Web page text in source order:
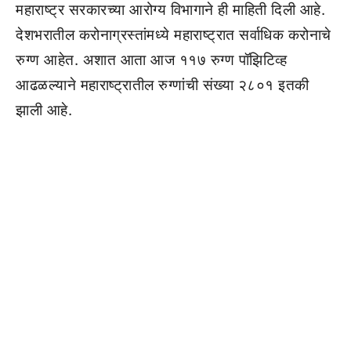
महाराष्ट्र सरकारच्या आरोग्य विभागाने ही माहिती दिली आहे.
देशभरातील करोनाग्रस्तांमध्ये महाराष्ट्रात सर्वाधिक करोनाचे
रुग्ण आहेत. अशात आता आज ११७ रुग्ण पॉझिटिव्ह
आढळल्याने महाराष्ट्रातील रुग्णांची संख्या २८०१ इतकी
झाली आहे.